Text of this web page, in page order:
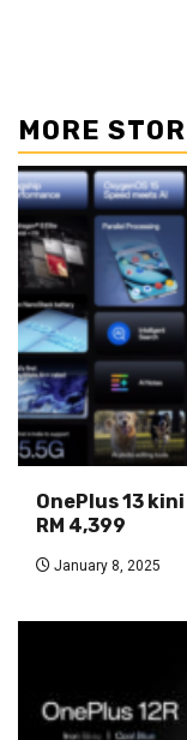
MORE
OnePlus 13
RM 4,399
January 8, 2025